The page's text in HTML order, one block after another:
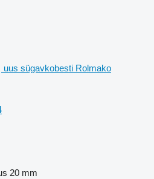
uus sügavkobesti Rolmako
20 mm